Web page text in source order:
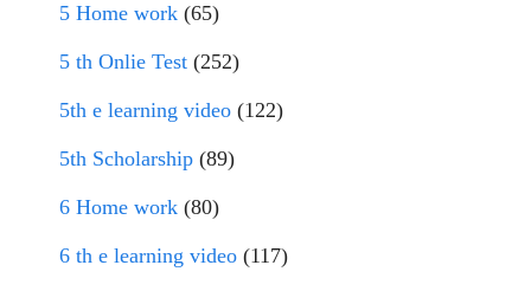
5 Home work (65)
5 th Onlie Test (252)
5th e learning video (122)
5th Scholarship (89)
6 Home work (80)
6 th e learning video (117)